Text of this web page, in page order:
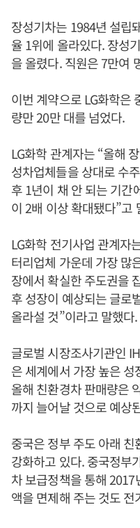
장성기차는 1984년 설립
율 1위에 올라있다. 장성
을 올렸다. 직원은 7만여
이번 계약으로 LG화학은
량만 20만 대를 넘었다.
LG화학 관계자는 “올해
성차업체들을 상대로 수
후 1년이 채 안 되는 기간
이 2배 이상 확대됐다”고
LG화학 전기사업 관계자
터리업체 가운데 가장 많
장에서 확실한 주도권을
후 성장이 예상되는 글로
올라설 것”이라고 말했다.
글로벌 시장조사기관인
은 세계에서 가장 높은
올해 친환경차 판매량은
까지 늘어날 것으로 예상
중국은 정부 주도 아래
강화하고 있다. 중국정부
차 보급정책을 통해
액을 면제해 주는 것도